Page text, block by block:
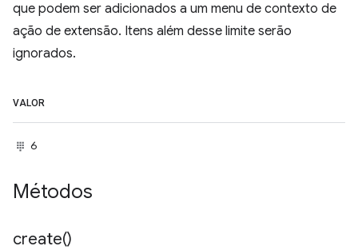
que podem ser adicionados a um menu de contexto de
ação de extensão. Itens além desse limite serão
ignorados.
VALOR
6
Métodos
create()